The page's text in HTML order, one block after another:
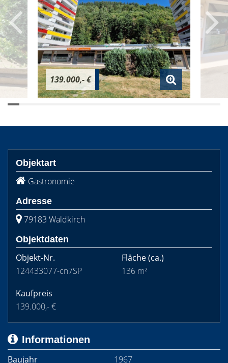
139.000,- €
Objektart
Gastronomie
Adresse
79183 Waldkirch
Objektdaten
Objekt-Nr.
124433077-cn7SP
Fläche(ca.)
136 m²
Kaufpreis
139.000,- €
Informationen
Baujahr
1967